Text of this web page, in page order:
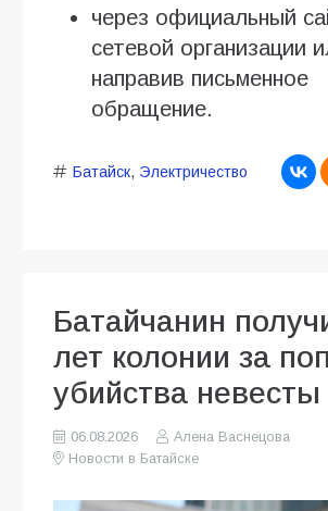
через официальный
сетевой организации
направив письменное
обращение.
Батайск, Электричество
Батайчанин
лет колонии за
убийства невесты
06.08.2026
Алена Васнецова
Новости в Батайске